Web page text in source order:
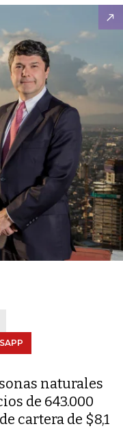
naturales
de 643.000
cartera de $8,1